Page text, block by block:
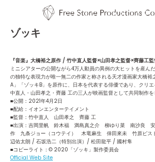
ゾッキ
『音楽』大橋裕之原作 / 竹中直人監督×山田孝之監督×齊藤工
ミニシアターの公開ながら4万人動員の異例の大ヒットを産ん
の独特な表現力が唯一無二の作家と称される天才漫画家大橋裕
A」「ゾッキB」を原作に、日本を代表する俳優であり、クリ
中直人・山田孝之・齊藤 工の三人が映画監督として共同制作を
■公開：2021年4月2日
■配給：イオンエンターテイメント
■監督：竹中直人 山田孝之 齊藤 工
■出演：吉岡里帆 鈴木福 満島真之介 柳ゆり菜 南沙良
作 九条ジョー（コウテイ） 木竜麻生 倖田來未 竹原ピ
辺佑太朗 / 石坂浩二（特別出演）/ 松田龍平 / 國村隼
■コピーライト：©️ 2020「ゾッキ」製作委員会
Official Web Site